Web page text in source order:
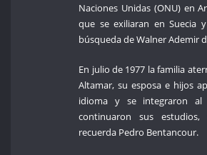
Naciones Unidas (ONU) en
que se exiliaran en Suecia
búsqueda de Walner Ademir
En julio de 1977 la familia
Altamar, su esposa e hijos
idioma y se integraron al
continuaron sus estudios,
recuerda Pedro Bentancour.